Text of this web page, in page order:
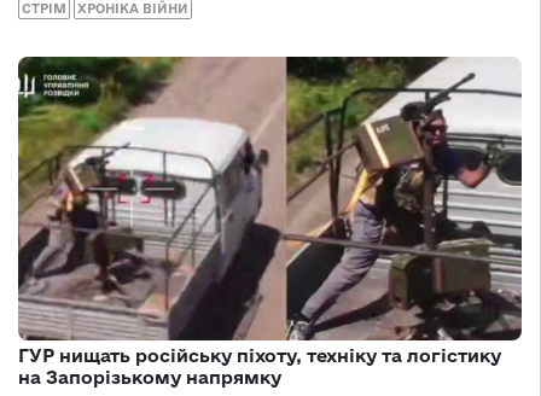
СТРІМ ХРОНІКА ВІЙНИ
ГУР нищать російську піхоту, техніку та логістику
на Запорізькому напрямку